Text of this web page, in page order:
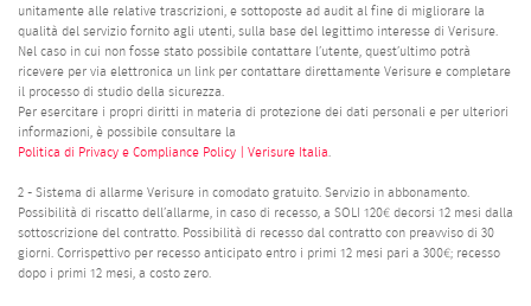
unitamente alle relative trascrizioni, e sottoposte ad audit al fine di migliorare la
qualità del servizio fornito agli utenti, sulla base del legittimo interesse di Verisure.
Nel caso in cui non fosse stato possibile contattare l’utente, quest’ultimo potrà
ricevere per via elettronica un link per contattare direttamente Verisure e completare
il processo di studio della sicurezza.
Per esercitare i propri diritti in materia di protezione dei dati personali e per ulteriori
informazioni, è possibile consultare la
Politica di Privacy e Compliance Policy | Verisure Italia
2 - Sistema di allarme Verisure in comodato gratuito. Servizio in abbonamento.
Possibilità di riscatto dell’allarme, in caso di recesso, a SOLI 120€ decorsi 12 mesi dalla
sottoscrizione del contratto. Possibilità di recesso dal contratto con preavviso di 30
giorni. Corrispettivo per recesso anticipato entro i primi 12 mesi pari a 300€; recesso
dopo i primi 12 mesi, a costo zero.